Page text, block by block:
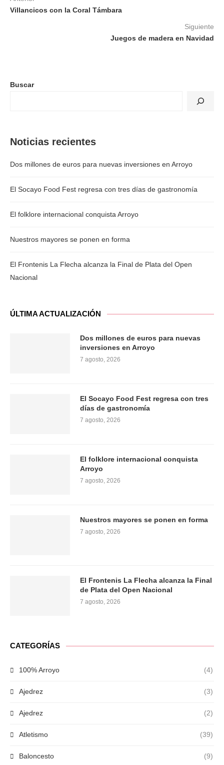
Villancicos con la Coral Támbara
Siguiente
Juegos de madera en Navidad
Buscar
Noticias recientes
Dos millones de euros para nuevas inversiones en Arroyo
El Socayo Food Fest regresa con tres días de gastronomía
El folklore internacional conquista Arroyo
Nuestros mayores se ponen en forma
El Frontenis La Flecha alcanza la Final de Plata del Open
Nacional
ÚLTIMA ACTUALIZACIÓN
Dos millones de euros para nuevas
inversiones en Arroyo
7 agosto, 2026
El Socayo Food Fest regresa con tres
días de gastronomía
7 agosto, 2026
El folklore internacional conquista
Arroyo
7 agosto, 2026
Nuestros mayores se ponen en forma
7 agosto, 2026
El Frontenis La Flecha alcanza la Final
de Plata del Open Nacional
7 agosto, 2026
CATEGORÍAS
100% Arroyo (4)
Ajedrez (3)
Ajedrez (2)
Atletismo (39)
Baloncesto (9)